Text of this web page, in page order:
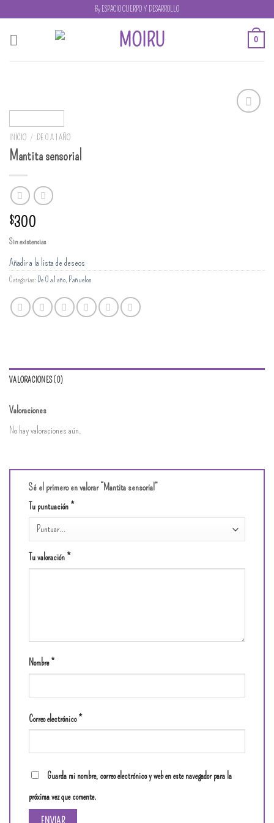
to
content
By ESPACIO CUERPO Y DESARROLLO
0
INICIO / DE 0 A 1 AÑO
Mantita sensorial
$300
Sin existencias
Añadir a la lista de deseos
Categorías: De 0 a 1 año, Pañuelos
VALORACIONES (0)
Valoraciones
No hay valoraciones aún.
Sé el primero en valorar “Mantita sensorial”
Tu puntuación *
Tu valoración *
Nombre*
Correo electrónico*
Guarda mi nombre, correo electrónico y web en este navegador para la
próxima vez que comente.